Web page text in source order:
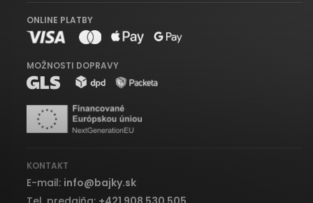
ONLINE PLATBY
MOŽNOSTI DOPRAVY
KONTAKT
E-mail: info@bajky.sk